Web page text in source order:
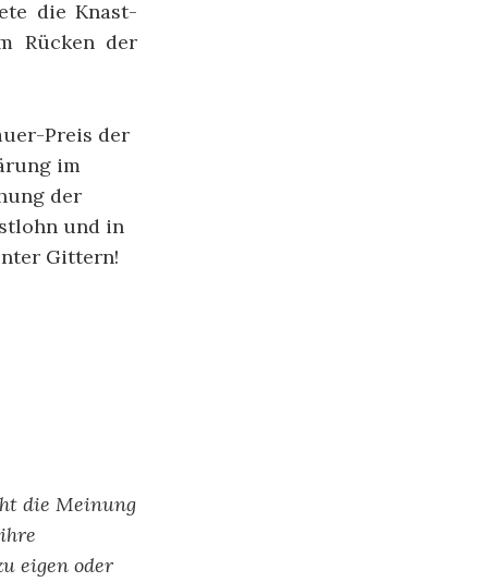
die Knast-
Rücken der
Preis der
im
der
und in
Gittern!
die Meinung
eigen oder